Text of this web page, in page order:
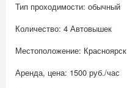
Тип проходимости: обычный
Количество: 4 Автовышек
Местоположение: Красноярск
Аренда, цена: 1500 руб./час